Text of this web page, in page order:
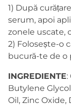
1) După
serum, apoi
zonele uscate,
2) Folosește-o
bucură-te de o
INGREDIENTE:
Butylene
Oil, Zinc Oxide,